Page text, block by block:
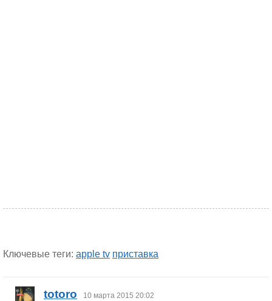
Ключевые теги: apple tv приставка
totoro 10 марта 2015 20:02